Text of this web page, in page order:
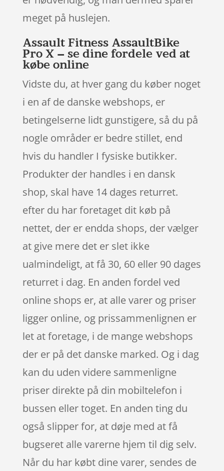
meget på huslejen.
Assault Fitness AssaultBike
Pro X – se dine fordele ved at
købe online
Vidste du, at hver gang du køber noget
i en af de danske webshops, er
betingelserne lidt gunstigere, så du på
nogle områder er bedre stillet, end
hvis du handler I fysiske butikker.
Produkter der handles i en dansk
shop, skal have 14 dages returret.
efter du har foretaget dit køb på
nettet, der er endda shops, der vælger
at give mere det er slet ikke
ualmindeligt, at få 30, 60 eller 90 dages
returret i dag. En anden fordel ved
online shops er, at alle varer og priser
ligger online, og prissammenlignen er
let at foretage, i de mange webshops
der er på det danske marked. Og i dag
kan du uden videre sammenligne
priser direkte på din mobiltelefon i
bussen eller toget. En anden ting du
også slipper for, at døje med at få
bugseret alle varerne hjem til dig selv.
Når du har købt dine varer, sendes de